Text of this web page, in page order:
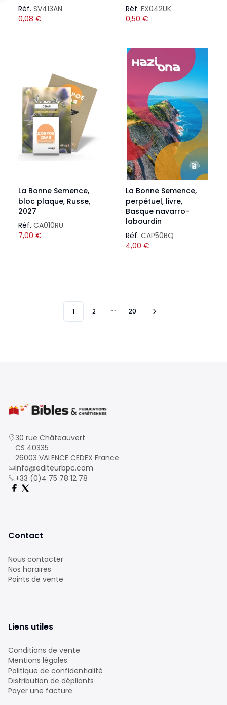
Réf. SV413AN
0,08 €
Réf. EX042UK
0,50 €
La Bonne Semence,
bloc plaque, Russe,
2027
Réf. CA010RU
7,00 €
La Bonne Semence,
perpétuel, livre,
Basque navarro-
labourdin
Réf. CAP50BQ
4,00 €
1 2 More pages
20
30 rue Châteauvert
CS 40335
26003 VALENCE CEDEX France
info@editeurbpc.com
+33 (0)4 75 78 12 78
Contact
Nous contacter
Nos horaires
Points de vente
Liens utiles
Conditions de vente
Mentions légales
Politique de confidentialité
Distribution de dépliants
Payer une facture